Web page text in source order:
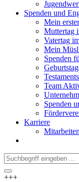
Spenden und
Mein
Muttertag
Vatertag
Mein
Spenden
Team
Spenden
Karriere
+++